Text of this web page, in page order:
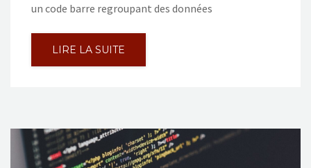
un code barre regroupant des données
LIRE LA SUITE